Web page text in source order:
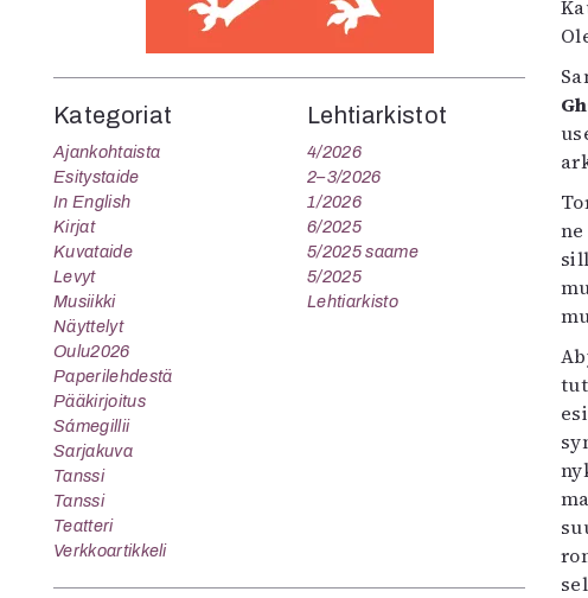
Kategoriat
Ajankohtaista
Esitystaide
In English
Kirjat
Kuvataide
Levyt
Musiikki
Näyttelyt
Oulu2026
Paperilehdestä
Pääkirjoitus
Sámegillii
Sarjakuva
Tanssi
Tanssi
Teatteri
Verkkoartikkeli
Lehtiarkistot
4/2026
2–3/2026
1/2026
6/2025
5/2025 saame
5/2025
Lehtiarkisto